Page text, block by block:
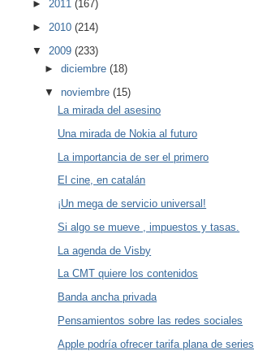
► 2011 (167)
► 2010 (214)
▼ 2009 (233)
►diciembre(18)
▼noviembre(15)
La mirada del asesino
Una mirada de Nokia al futuro
La importancia de ser el primero
El cine, en catalán
¡Un mega de servicio universal!
Si algo se mueve , impuestos y tasas.
La agenda de Visby
La CMT quiere los contenidos
Banda ancha privada
Pensamientos sobre las redes sociales
Apple podría ofrecer tarifa plana de series